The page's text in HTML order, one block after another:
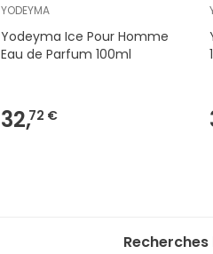
YODEYMA
Yodeyma Ice Pour Homme
Eau de Parfum 100ml
32,72 €